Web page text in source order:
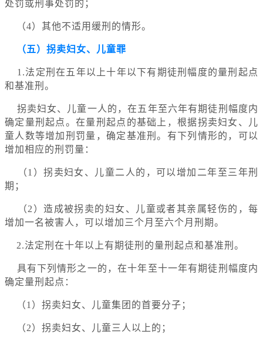
处罚或刑事处罚的；
（4）其他不适用缓刑的情形。
（五）拐卖妇女、儿童罪
1.法定刑在五年以上十年以下有期徒刑幅度的量刑起点
和基准刑。
拐卖妇女、儿童一人的，在五年至六年有期徒刑幅度内
确定量刑起点。在量刑起点的基础上，根据拐卖妇女、儿
童人数等增加刑罚量，确定基准刑。有下列情形的，可以
增加相应的刑罚量：
（1）拐卖妇女、儿童二人的，可以增加二年至三年刑
期；
（2）造成被拐卖的妇女、儿童或者其亲属轻伤的，每
增加一名被害人，可以增加三个月至六个月刑期。
2.法定刑在十年以上有期徒刑的量刑起点和基准刑。
具有下列情形之一的，在十年至十一年有期徒刑幅度内
确定量刑起点：
（1）拐卖妇女、儿童集团的首要分子；
（2）拐卖妇女、儿童三人以上的；